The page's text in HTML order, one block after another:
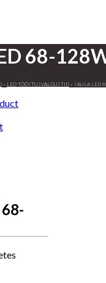
68-
» LED TÖÖSTUSVALGUSTID » SAULA LED